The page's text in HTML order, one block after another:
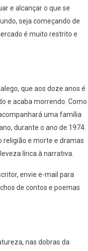
e alcançar o que se
seja começando de
é muito restrito e
que aos doze anos é
e acaba morrendo. Como
uma família
durante o ano de 1974.
religião e morte e dramas
lírica à narrativa.
envie e-mail para
de contos e poemas
nas dobras da